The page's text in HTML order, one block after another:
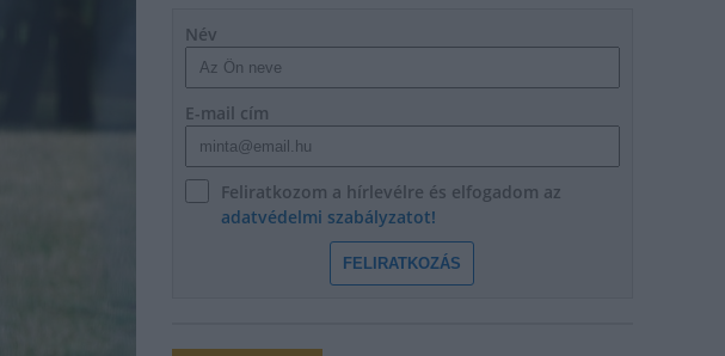
Név
E-mail cím
Feliratkozom a hírlevélre és elfogadom az
adatvédelmi szabályzatot!
FELIRATKOZÁS